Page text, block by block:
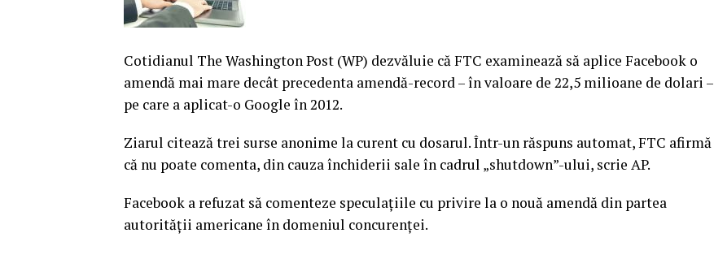
Cotidianul The Washington Post (WP) dezvăluie că FTC examinează să aplice Facebook o
amendă mai mare decât precedenta amendă-record – în valoare de 22,5 milioane de dolari –
pe care a aplicat-o Google în 2012.
Ziarul citează trei surse anonime la curent cu dosarul. Într-un răspuns automat, FTC afirmă
că nu poate comenta, din cauza închiderii sale în cadrul „shutdown”-ului, scrie AP.
Facebook a refuzat să comenteze speculaţiile cu privire la o nouă amendă din partea
autorităţii americane în domeniul concurenţei.